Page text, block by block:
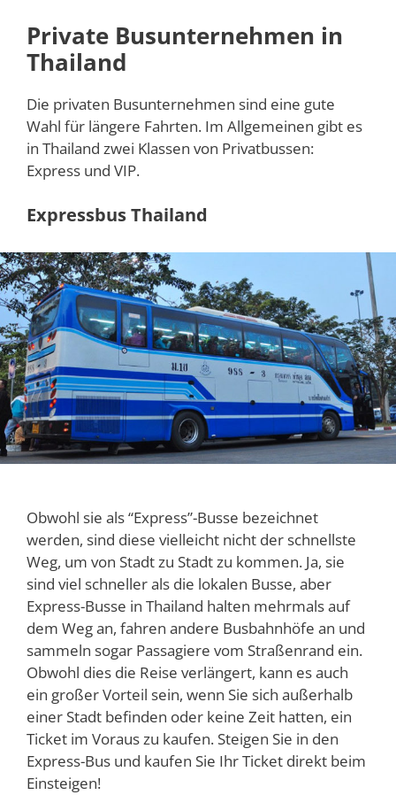
Private Busunternehmen in
Thailand
Die privaten Busunternehmen sind eine gute
Wahl für längere Fahrten. Im Allgemeinen gibt es
in Thailand zwei Klassen von Privatbussen:
Express und VIP.
Expressbus Thailand
Obwohl sie als “Express”-Busse bezeichnet
werden, sind diese vielleicht nicht der schnellste
Weg, um von Stadt zu Stadt zu kommen. Ja, sie
sind viel schneller als die lokalen Busse, aber
Express-Busse in Thailand halten mehrmals auf
dem Weg an, fahren andere Busbahnhöfe an und
sammeln sogar Passagiere vom Straßenrand ein.
Obwohl dies die Reise verlängert, kann es auch
ein großer Vorteil sein, wenn Sie sich außerhalb
einer Stadt befinden oder keine Zeit hatten, ein
Ticket im Voraus zu kaufen. Steigen Sie in den
Express-Bus und kaufen Sie Ihr Ticket direkt beim
Einsteigen!